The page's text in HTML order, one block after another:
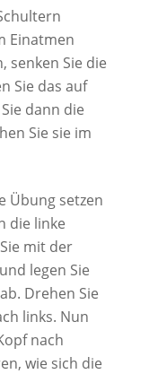
Einatmen
senken Sie die
Sie das auf
dann die
Sie sie im
Übung setzen
die linke
mit der
legen Sie
Drehen Sie
links. Nun
nach
wie sich die